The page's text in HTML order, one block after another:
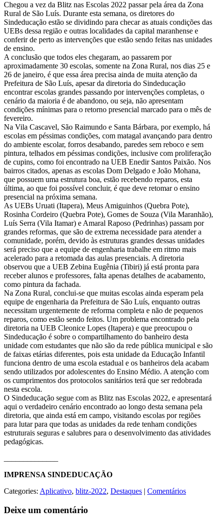
Chegou a vez da Blitz nas Escolas 2022 passar pela área da Zona
Rural de São Luís. Durante esta semana, os diretores do
Sindeducação estão se dividindo para checar as atuais condições das
UEBs dessa região e outras localidades da capital maranhense e
conferir de perto as intervenções que estão sendo feitas nas unidades
de ensino.
A conclusão que todos eles chegaram, ao passarem por
aproximadamente 30 escolas, somente na Zona Rural, nos dias 25 e
26 de janeiro, é que essa área precisa ainda de muita atenção da
Prefeitura de São Luís, apesar da diretoria do Sindeducação
encontrar escolas grandes passando por intervenções completas, o
cenário da maioria é de abandono, ou seja, não apresentam
condições mínimas para o retorno presencial marcado para o mês de
fevereiro.
Na Vila Cascavel, São Raimundo e Santa Bárbara, por exemplo, há
escolas em péssimas condições, com matagal avançando para dentro
do ambiente escolar, forros desabando, paredes sem reboco e sem
pintura, telhados em péssimas condições, inclusive com proliferação
de cupins, como foi encontrado na UEB Enedir Santos Paixão. Nos
bairros citados, apenas as escolas Dom Delgado e João Mohana,
que possuem uma estrutura boa, estão recebendo reparos, esta
última, ao que foi possível concluir, é que deve retomar o ensino
presencial na próxima semana.
As UEBs Uruati (Itapera), Meus Amiguinhos (Quebra Pote),
Rosinha Cordeiro (Quebra Pote), Gomes de Souza (Vila Maranhão),
Luís Serra (Vila Itamar) e Amaral Raposo (Pedrinhas) passam por
grandes reformas, que são de extrema necessidade para atender a
comunidade, porém, devido às estruturas grandes dessas unidades
será preciso que a equipe de engenharia trabalhe em ritmo mais
acelerado para a retomada das aulas presenciais. A diretoria
observou que a UEB Zebina Eugênia (Tibiri) já está pronta para
receber alunos e professores, falta apenas detalhes de acabamento,
como pintura da fachada.
Na Zona Rural, conclui-se que muitas escolas ainda esperam pela
equipe de engenharia da Prefeitura de São Luís, enquanto outras
necessitam urgentemente de reforma completa e não de pequenos
reparos, como estão sendo feitos. Um problema encontrado pela
diretoria na UEB Cleonice Lopes (Itapera) e que preocupou o
Sindeducação é sobre o compartilhamento do banheiro desta
unidade com estudantes que não são da rede pública municipal e são
de faixas etárias diferentes, pois esta unidade da Educação Infantil
funciona dentro de uma escola estadual e os banheiros dela acabam
sendo utilizados por adolescentes do Ensino Médio. A atenção com
os cumprimentos dos protocolos sanitários terá que ser redobrada
nesta escola.
O Sindeducação segue com as Blitz nas Escolas 2022, e apresentará
aqui o verdadeiro cenário encontrado ao longo desta semana pela
diretoria, que ainda está em campo, visitando escolas por regiões
para lutar para que todas as unidades da rede tenham condições
estruturais seguras e salubres para o desenvolvimento das atividades
pedagógicas.
IMPRENSA SINDEDUCAÇÃO
Categories: Aplicativo, blitz-2022, Destaques | Comentários
Deixe um comentário